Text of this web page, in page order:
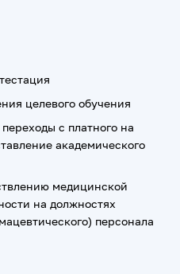
целевого обучения
с платного на
академического
медицинской
на должностях
персонала